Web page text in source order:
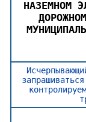
НАЗЕМНОМ